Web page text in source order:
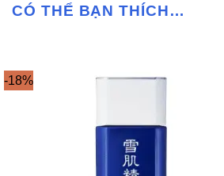
CÓ THỂ BẠN THÍCH…
-18%